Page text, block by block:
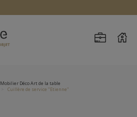
Mobilier Déco Art de la table
Cuillère de service "Etienne"